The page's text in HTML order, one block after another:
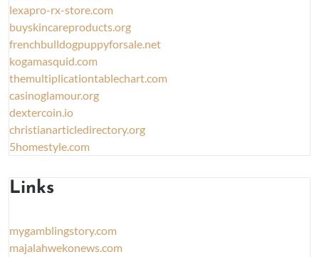
lexapro-rx-store.com
buyskincareproducts.org
frenchbulldogpuppyforsale.net
kogamasquid.com
themultiplicationtablechart.com
casinoglamour.org
dextercoin.io
christianarticledirectory.org
5homestyle.com
Links
mygamblingstory.com
majalahwekonews.com